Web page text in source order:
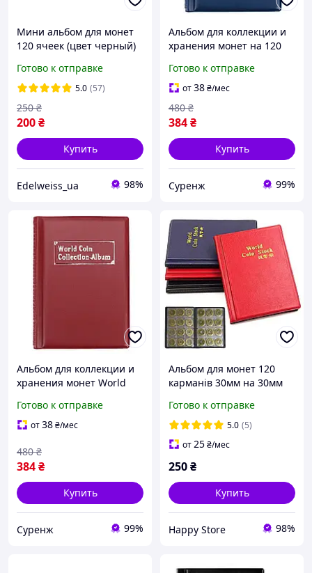
Мини альбом для монет
120 ячеек (цвет черный)
Готово к отправке
5.0 (57)
200₴
250 ₴
Купить
Edelweiss_ua 98%
Альбом для коллекции и
хранения монет на 120
новый
Готово к отправке
от38₴/мес
384₴
480 ₴
Купить
Суренж 99%
Альбом для коллекции и
хранения монет World
темно-черный
Готово к отправке
от38₴/мес
384₴
480 ₴
Купить
Суренж 99%
Альбом для монет 120
карманів 30мм на 30мм
Готово к отправке
5.0 (5)
от25₴/мес
250₴
Купить
Happy Store 98%